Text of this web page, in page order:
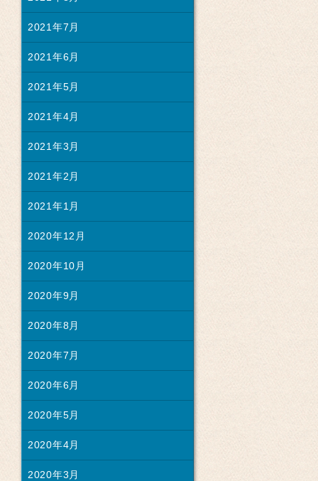
2021年7月
2021年6月
2021年5月
2021年4月
2021年3月
2021年2月
2021年1月
2020年12月
2020年10月
2020年9月
2020年8月
2020年7月
2020年6月
2020年5月
2020年4月
2020年3月